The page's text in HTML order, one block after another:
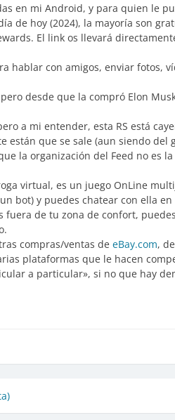
en mi Android, y para quien le
de hoy (2024), la mayoría son
El link os llevará
hablar con amigos, enviar fotos,
desde que la compró Elon
a mi entender, esta RS está
están que se sale (aun siendo del
la organización del Feed no es
virtual, es un juego OnLine
bot) y puedes chatear con ella
fuera de tu zona de confort,
compras/ventas de eBay.com,
plataformas que le hacen
a particular», si no que hay